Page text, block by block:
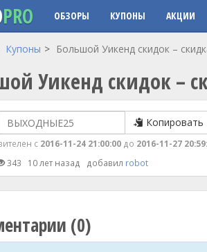
PRO ОБЗОРЫ КУПОНЫ АКЦИИ
Купоны Большой Уикенд скидок –
Уикенд скидок –
Копировать
с 2016-11-24 21:00:00 до 2016-11-27
343 10 лет назад добавил robot
(0)